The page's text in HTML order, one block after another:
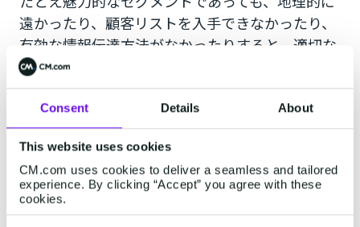
Consent Details About
This website uses cookies
CM.com uses cookies to deliver a seamless and tailored
experience. By clicking “Accept” you agree with these
cookies.
遠かったり、顧客リストを入手できなかったり、
有効な情報伝達方法がなかったりすると、適切な
マーケティング活動ができません。
インターネットや交通手段の普及により、遠方の
顧客へのアクセスのハードルは年々下がっていま
すが、そのセグメントに確実に到達できるまでの
手段がなければ、顧客に対してアプローチするこ
ともできないでしょう。